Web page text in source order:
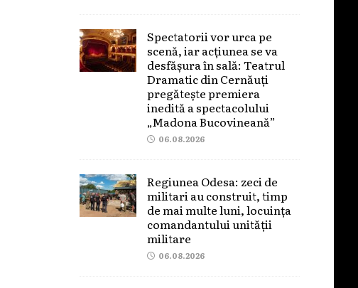
Spectatorii vor urca pe
scenă, iar acțiunea se va
desfășura în sală: Teatrul
Dramatic din Cernăuți
pregătește premiera
inedită a spectacolului
„Madona Bucovineană”
06.08.2026
Regiunea Odesa: zeci de
militari au construit, timp
de mai multe luni, locuința
comandantului unității
militare
06.08.2026